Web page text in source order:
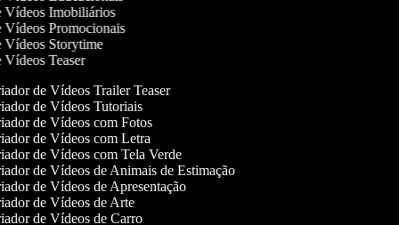
Vídeos Imobiliários
Vídeos Promocionais
Vídeos Storytime
Vídeos Teaser
de Vídeos Trailer Teaser
de Vídeos Tutoriais
de Vídeos com Fotos
de Vídeos com Letra
de Vídeos com Tela Verde
de Vídeos de Animais de Estimação
de Vídeos de Apresentação
de Vídeos de Arte
de Vídeos de Carro